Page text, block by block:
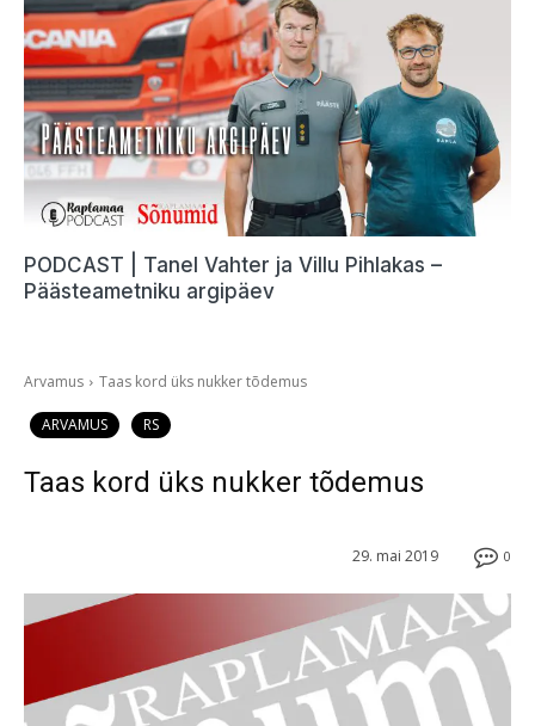
PODCAST | Tanel Vahter ja Villu Pihlakas –
Päästeametniku argipäev